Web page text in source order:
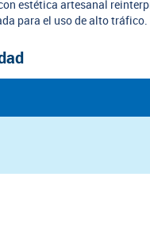
estética artesanal
para el uso de alto tráfico.